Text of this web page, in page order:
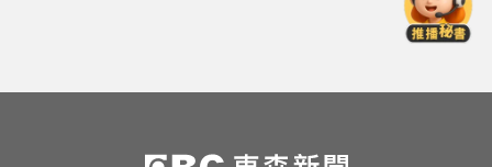
爭議「開拍新企劃」二伯IG也更新
MLB／李灝宇代打遭三振！老虎敗